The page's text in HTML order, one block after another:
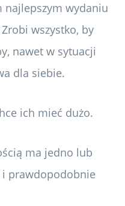
najlepszym wydaniu
wszystko, by
nawet w sytuacji
dla siebie.
ich mieć dużo.
ma jedno lub
prawdopodobnie